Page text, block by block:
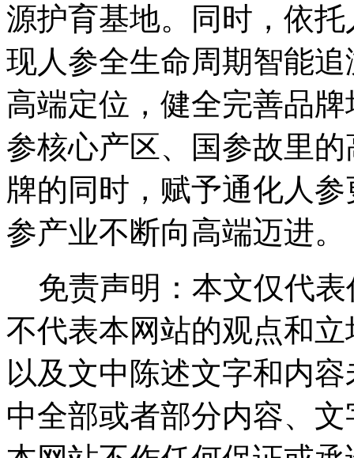
源护育基地。同时，依
现人参全生命周期智能
高端定位，健全完善品
参核心产区、国参故里
牌的同时，赋予通化人
参产业不断向高端迈进。
免责声明：本文仅代表
不代表本网站的观点和
以及文中陈述文字和内
中全部或者部分内容、